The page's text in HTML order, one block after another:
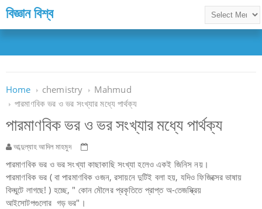
বিজ্ঞান বিশ্ব
Home chemistry
Mahmud
পারমাণবিক ভর ও ভর সংখ্যার মধ্যে পার্থক্য
পারমাণবিক ভর ও ভর সংখ্যার মধ্যে পার্থক্য
আব্দুল্যাহ আদিল মাহমুদ
পারমাণবিক ভর ও ভর সংখ্যা কাছাকাছি সংখ্যা হলেও একই জিনিস নয়।
পারমাণবিক ভর ( বা পারমাণবিক ওজন, রসায়নে দুটিই বলা হয়, যদিও ফিজিক্সের ভাষায়
বিদ্ঘুটে লাগছে! ) হচ্ছে, " কোন মৌলের প্রকৃতিতে প্রাপ্ত অ-তেজস্ক্রিয়
আইসোটপগুলোর গড় ভর"।